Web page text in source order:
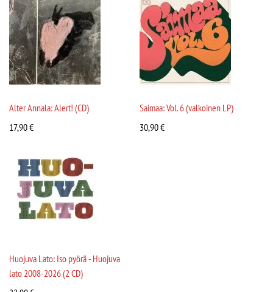
Alter Annala: Alert! (CD)
17,90€
Saimaa: Vol. 6 (valkoinen LP)
30,90€
Huojuva Lato: Iso pyörä - Huojuva
lato 2008-2026 (2 CD)